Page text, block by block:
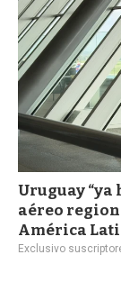
Uruguay “ya
aéreo
América
Exclusivo